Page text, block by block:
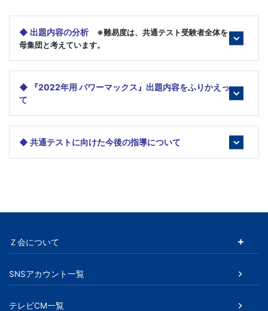
芸
ま
◆ 出題内容の分析
※難易度は、共通テスト受験者全体を
母集団と考えています。
◆ 『2022年用 パワーマックス』出題内容をふりかえっ
て
◆ 共通テストに向けた今後の指導について
Ｚ会について
SNSアカウント一覧
テレビCM一覧